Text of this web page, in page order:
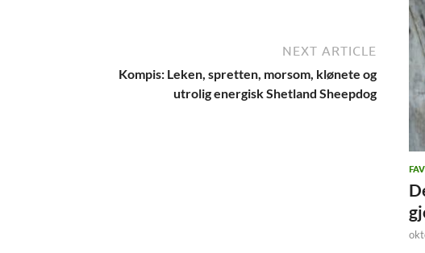
NEXT ARTICLE
Kompis: Leken, spretten, morsom, klønete og
utrolig energisk Shetland Sheepdog